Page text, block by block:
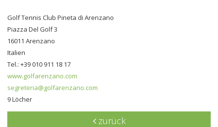
Golf Tennis Club Pineta di Arenzano
Piazza Del Golf 3
16011 Arenzano
Italien
Tel.: +39 010 911 18 17
www.golfarenzano.com
segreteria@golfarenzano.com
9 Löcher
zurück